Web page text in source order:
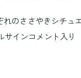
のささやきシチュ
インコメント入り